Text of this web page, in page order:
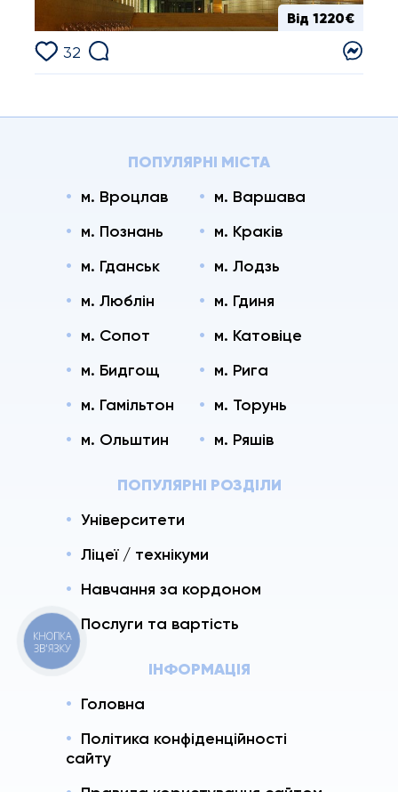
Від 1220€
32
ПОПУЛЯРНІ МІСТА
м. Вроцлав
м. Варшава
м. Познань
м. Краків
м. Гданськ
м. Лодзь
м. Люблін
м. Гдиня
м. Сопот
м. Катовіце
м. Бидгощ
м. Рига
м. Гамільтон
м. Торунь
м. Ольштин
м. Ряшів
ПОПУЛЯРНІ РОЗДІЛИ
Університети
Ліцеї / технікуми
Навчання за кордоном
Послуги та вартість
ІНФОРМАЦІЯ
Головна
Політика конфіденційності
сайту
КНОПКА
ЗВ'ЯЗКУ